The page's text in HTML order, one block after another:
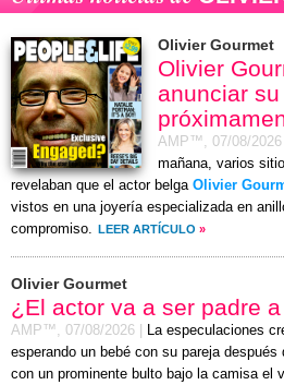
Olivier Gourmet
Olivier
anunciar
AMP™, 07/08/2026
mañana, varios
revelaban que el actor belga Olivier
vistos en una joyería especializada en
compromiso.
LEER ARTÍCULO »
Olivier Gourmet
¿El actor va a ser padre
AMP™, 07/08/2026
La especulaciones
esperando un bebé con su pareja
con un prominente bulto bajo la camisa el